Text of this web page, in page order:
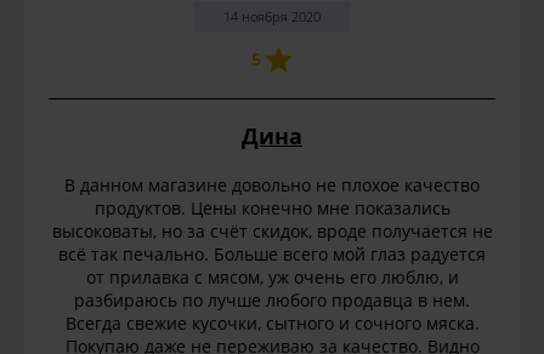
14 ноября 2020
5
Дина
В данном магазине довольно не плохое качество
продуктов. Цены конечно мне показались
высоковаты, но за счёт скидок, вроде получается не
всё так печально. Больше всего мой глаз радуется
от прилавка с мясом, уж очень его люблю, и
разбираюсь по лучше любого продавца в нем.
Всегда свежие кусочки, сытного и сочного мяска.
Покупаю даже не переживаю за качество. Видно